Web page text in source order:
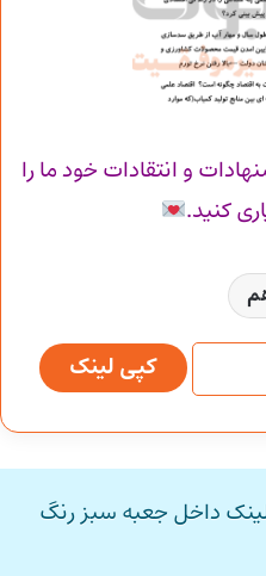
و انتقادات خود ما را
کنید.
کپی لینک
لینک داخل جعبه سبز رنگ